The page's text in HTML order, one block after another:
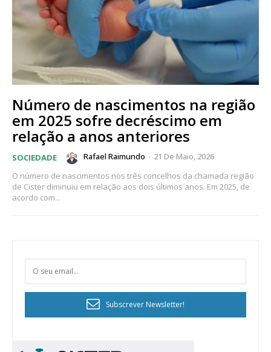
Número de nascimentos na região
em 2025 sofre decréscimo em
relação a anos anteriores
SOCIEDADE Rafael Raimundo - 21 De Maio, 2026
O número de nascimentos nos três concelhos da chamada região
de Cister diminuiu em relação aos dois últimos anos. Em 2025, de
acordo com...
Subscrever Newsletter!